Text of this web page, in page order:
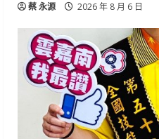
蔡 永源 2026 年 8 月 6 日